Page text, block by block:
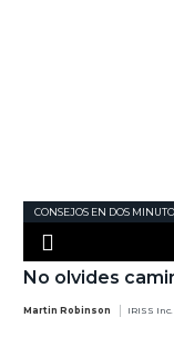
CONSEJOS EN DOS
No olvides
Martin Robinson IRISS Inc.